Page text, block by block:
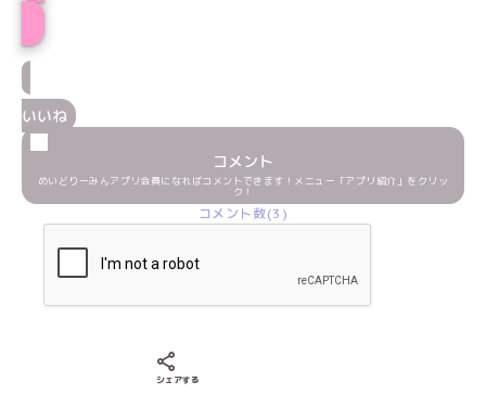
いいね
コメント
めいどりーみんアプリ会員になればコメントできます！メニュー「アプリ紹介」をクリッ
ク！
コメント数(3)
シェアする